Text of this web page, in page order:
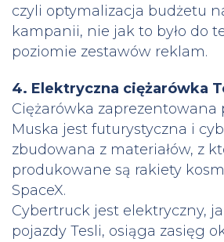
czyli optymalizacja budżetu
kampanii, nie jak to było do
poziomie zestawów reklam.
4. Elektryczna ciężarówka
Ciężarówka zaprezentowana
Muska jest futurystyczna i
zbudowana z materiałów, z
produkowane są rakiety
SpaceX.
Cybertruck jest elektryczny,
pojazdy Tesli, osiąga zasięg